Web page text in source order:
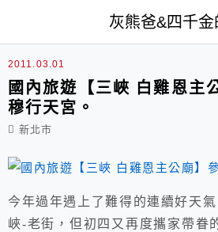
灰熊爸&四千金
大溪豆乾
2011.03.01
國內旅遊【三峽 白雞恩主
穆行天宮。
新北市
今年過年遇上了難得的連續好天
峽-老街，但初四又再度攜家帶眷